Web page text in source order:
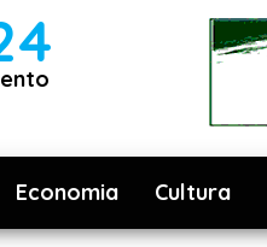
Economia Cultura